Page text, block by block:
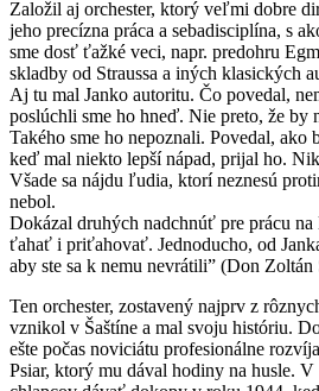
Založil aj orchester, ktorý veľmi dobre
jeho precízna práca a sebadisciplína, s
sme dosť ťažké veci, napr. predohru
skladby od Straussa a iných klasických
Aj tu mal Janko autoritu. Čo povedal,
poslúchli sme ho hneď. Nie preto, že by
Takého sme ho nepoznali. Povedal,
keď mal niekto lepší nápad, prijal ho.
Všade sa nájdu ľudia, ktorí neznesú
nebol.
Dokázal druhých nadchnúť pre prácu
ťahať i priťahovať. Jednoducho, od
aby ste sa k nemu nevrátili” (Don Zoltán
Ten orchester, zostavený najprv z
vznikol v Šaštíne a mal svoju históriu.
ešte počas noviciátu profesionálne
Psiar, ktorý mu dával hodiny na husle. V